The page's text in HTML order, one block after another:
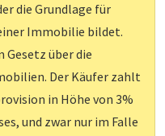
die Grundlage für
Immobilie bildet.
über die
Der Käufer zahlt
in Höhe von 3%
und zwar nur im Falle